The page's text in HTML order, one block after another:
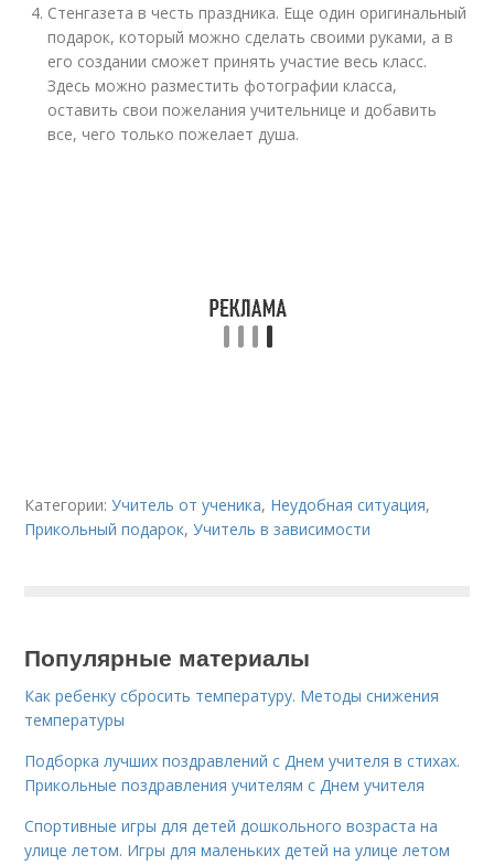
Стенгазета в честь праздника. Еще один оригинальный
подарок, который можно сделать своими руками, а в
его создании сможет принять участие весь класс.
Здесь можно разместить фотографии класса,
оставить свои пожелания учительнице и добавить
все, чего только пожелает душа.
Категории:Учитель от ученика, Неудобная ситуация,
Прикольный подарок,Учитель в зависимости
Популярные материалы
Как ребенку сбросить температуру. Методы снижения
температуры
Подборка лучших поздравлений с Днем учителя в стихах.
Прикольные поздравления учителям с Днем учителя
Спортивные игры для детей дошкольного возраста на
улице летом. Игры для маленьких детей на улице летом